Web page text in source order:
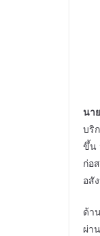
นา
บริ
ขึ้น
ก่อ
อสั
ด้า
ผ่า